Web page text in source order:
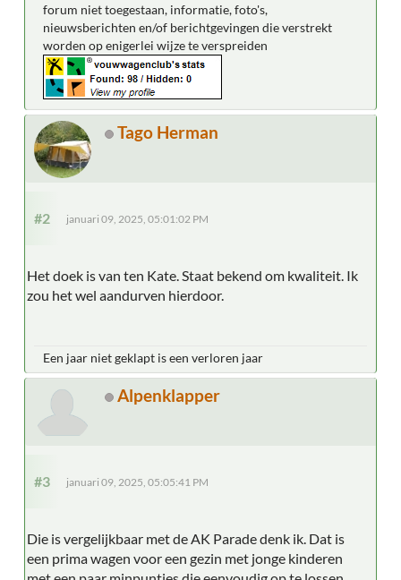
forum niet toegestaan, informatie, foto's,
nieuwsberichten en/of berichtgevingen die verstrekt
worden op enigerlei wijze te verspreiden
Tago Herman
#2 januari 09, 2025, 05:01:02 PM
Het doek is van ten Kate. Staat bekend om kwaliteit. Ik
zou het wel aandurven hierdoor.
Een jaar niet geklapt is een verloren jaar
Alpenklapper
#3 januari 09, 2025, 05:05:41 PM
Die is vergelijkbaar met de AK Parade denk ik. Dat is
een prima wagen voor een gezin met jonge kinderen